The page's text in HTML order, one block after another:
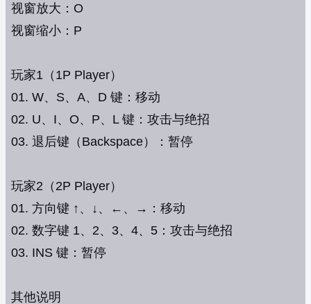
视窗放大：O
视窗缩小：P
玩家1（1P Player）
01. W、S、A、D 键：移动
02. U、I、O、P、L 键：攻击与绝招
03. 退后键（Backspace）：暂停
玩家2（2P Player）
01. 方向键 ↑、↓、←、→：移动
02. 数字键 1、2、3、4、5：攻击与绝招
03. INS 键：暂停
其他说明